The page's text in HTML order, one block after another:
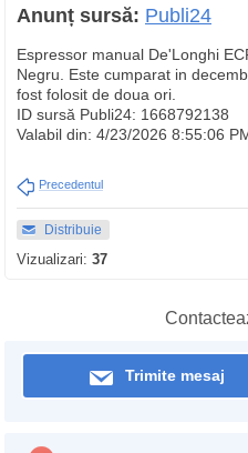
Anunț sursă: Publi24
Espressor manual De'Longhi
Negru. Este cumparat in
fost folosit de doua ori.
ID sursă Publi24: 1668792138
Valabil din: 4/23/2026 8:55:06
Precedentul
Distribuie
Vizualizari: 37
Trimite mesaj